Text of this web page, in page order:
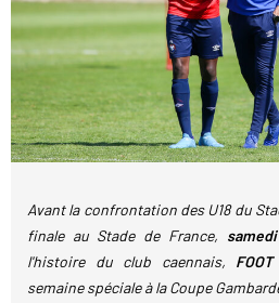
Avant la confrontation des U18 du
finale au Stade de France,
l'histoire du club caennais,
semaine spéciale à la Coupe